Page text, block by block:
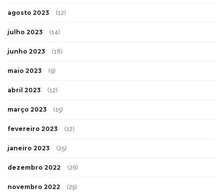
agosto 2023 (12)
julho 2023 (14)
junho 2023 (18)
maio 2023 (9)
abril 2023 (12)
março 2023 (15)
fevereiro 2023 (12)
janeiro 2023 (25)
dezembro 2022 (26)
novembro 2022 (25)